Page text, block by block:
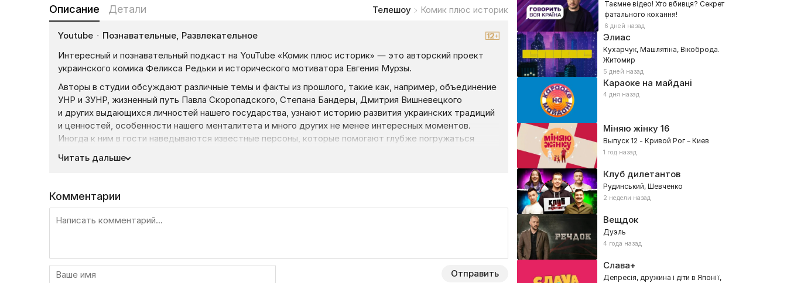
Описание Детали Телешоу Комик плюс историк
Youtube · Познавательные, Развлекательное
Интересный и познавательный подкаст на YouTube «Комик плюс историк» — это авторский проект
украинского комика Феликса Редьки и исторического мотиватора Евгения Мурзы.
Авторы в студии обсуждают различные темы и факты из прошлого, такие как, например, объединение
УНР и ЗУНР, жизненный путь Павла Скоропадского, Степана Бандеры, Дмитрия Вишневецкого
и других выдающихся личностей нашего государства, узнают историю развития украинских традиций
и ценностей, особенности нашего менталитета и много других не менее интересных моментов.
Иногда к ним в гости наведываются известные персоны, которые помогают глубже погружаться
Юлиан Чаплинский помог разобраться в истории украинской архитектуры и многое другое.
Смотрите все выпуски познавательного шоу «Комик плюс историк» онлайн на нашем сайте —
Liveam.tv.
Читать дальше
Комментарии
Отправить
Таємне відео! Хто вбивця? Секрет
фатального кохання!
6 дней назад
Элиас
Кухарчук, Машлятіна, Вікоброда.
Житомир
5 дней назад
Караоке на майдані
4 дня назад
Міняю жінку16
Выпуск 12 - Кривой Рог – Киев
1 год назад
Клуб дилетантов
Рудинський, Шевченко
2 недели назад
Вещдок
Дуэль
4 года назад
Слава+
Депресія, дружина і діти в Японії,